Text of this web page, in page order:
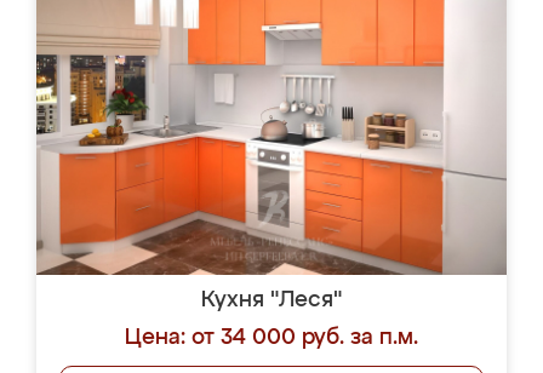
Кухня "Леся"
Цена: от 34 000 руб. за п.м.